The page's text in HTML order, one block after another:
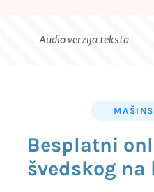
Audio verzija teksta
Besplatni
švedskog